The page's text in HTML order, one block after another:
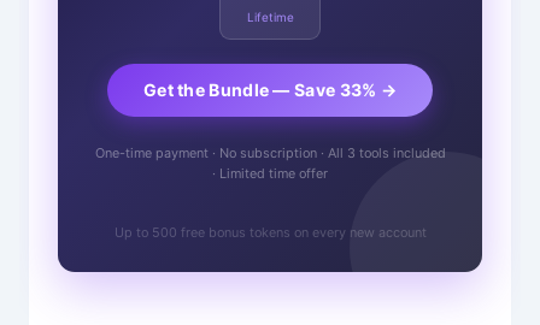
Lifetime
Get the Bundle — Save 33% →
One-time payment · No subscription · All 3 tools included
· Limited time offer
Up to 500 free bonus tokens on every new account